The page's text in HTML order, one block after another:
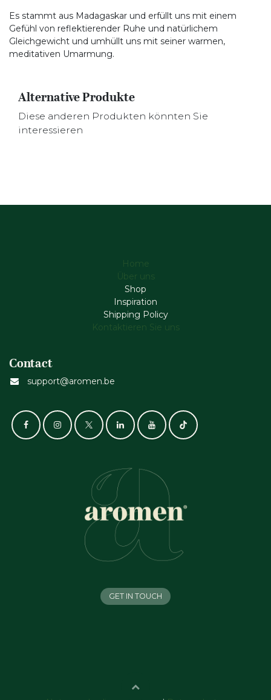
Es stammt aus Madagaskar und erfüllt uns mit einem
Gefühl von reflektierender Ruhe und natürlichem
Gleichgewicht und umhüllt uns mit seiner warmen,
meditativen Umarmung.
Alternative Produkte
Diese anderen Produkten könnten Sie
interessieren
Home
Über uns
Shop
Inspiration
Shipping Policy
Kontaktieren Sie uns
Contact
support@aromen.be
GET IN TOUCH